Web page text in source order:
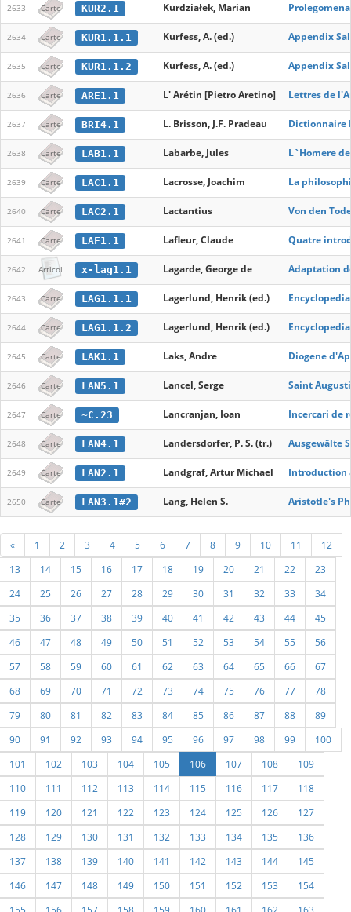
2633 Carte KUR2.1 Kurdziałek, Marian
2634 Carte KUR1.1.1 Kurfess, A. (ed.) Appendix
2635 Carte KUR1.1.2 Kurfess, A. (ed.) Appendix
2636 Carte ARE1.1 L' Arétin [Pietro Aretino] Lettres de
2637 Carte BRI4.1 L. Brisson, J.F. Pradeau Dictionnaire
2638 Carte LAB1.1 Labarbe, Jules L`Homere
2639 Carte LAC1.1 Lacrosse, Joachim La
2640 Carte LAC2.1 Lactantius Von den
2641 Carte LAF1.1 Lafleur, Claude Quatre
2642 Articol x-lag1.1 Lagarde, George de Adaptation
2643 Carte LAG1.1.1 Lagerlund, Henrik (ed.)
2644 Carte LAG1.1.2 Lagerlund, Henrik (ed.)
2645 Carte LAK1.1 Laks, Andre Diogene
2646 Carte LAN5.1 Lancel, Serge Saint
2647 Carte ~C.23 Lancranjan, Ioan Incercari de
2648 Carte LAN4.1 Landersdorfer, P. S. (tr.) Ausgewälte
2649 Carte LAN2.1 Landgraf, Artur Michael Introduction
2650 Carte LAN3.1#2 Lang, Helen S. Aristotle's
« 1 2 3 4 5 6 7 8 9 10 11
12
13
14 15 16 17 18 19 20 21 22
23
24
25 26 27 28 29 30 31 32 33
34
35
36 37 38 39 40 41 42 43 44
45
46
47 48 49 50 51 52 53 54 55
56
57
58 59 60 61 62 63 64 65 66
67
68
69 70 71 72 73 74 75 76 77
78
79
80 81 82 83 84 85 86 87 88
89
90
91 92 93 94 95 96 97 98 99
100
101
102 103 104 105 106 107 108
109
110
111 112 113 114 115 116 117
118
119
120 121 122 123 124 125 126
127
128
129 130 131 132 133 134 135
136
137
138 139 140 141 142 143 144
145
146
147 148 149 150 151 152 153
154